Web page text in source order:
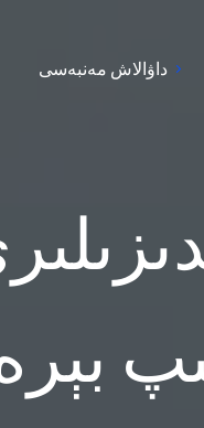
داۋالاش مەنبەسى